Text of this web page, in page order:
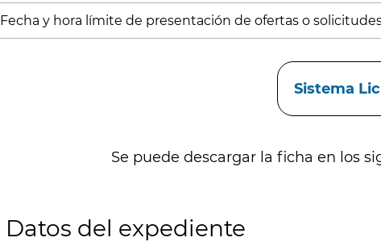
Fecha y hora límite de presentación de ofertas o
Sistema
Se puede descargar la ficha en los
Datos del expediente